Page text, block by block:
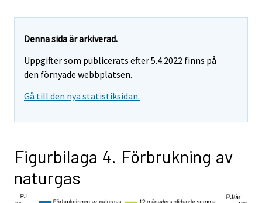
Denna sida är arkiverad.
Uppgifter som publicerats efter 5.4.2022 finns på
den förnyade webbplatsen.
Gå till den nya statistiksidan.
Figurbilaga 4. Förbrukning av
naturgas